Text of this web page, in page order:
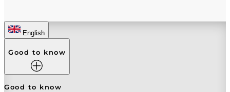
English
Good to know
Good to know